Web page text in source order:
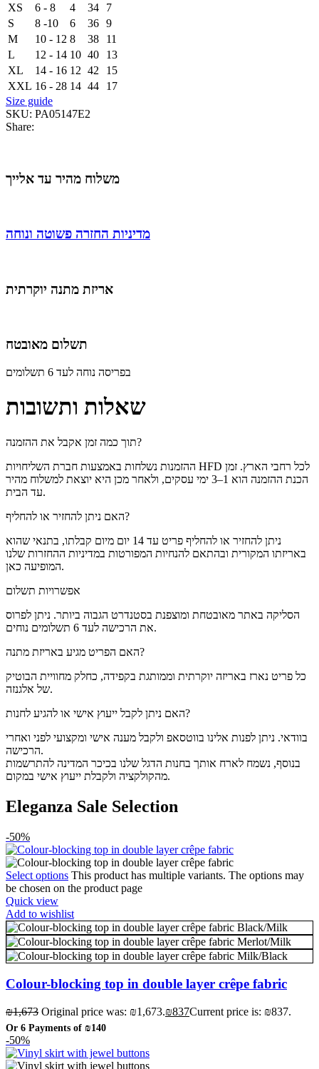
XS
6 - 8 4 34
7
S
8 -10 6 36 9
M
10 - 12 8 38
11
L
12 - 14 10 40
13
XL
14 - 16 12 42
15
XXL 16 - 28 14 44
17
Size guide
SKU: PA05147E2
Share:
משלוח מהיר עד אלייך
מדיניות החזרה פשוטה ונוחה
אריזת מתנה יוקרתית
תשלום מאובטח
בפריסה נוחה לעד 6 תשלומים
שאלות ותשובות
תוך כמה זמן אקבל את ההזמנה?
ההזמנות נשלחות באמצעות חברת השליחויות HFD לכל רחבי הארץ. זמן
הכנת ההזמנה הוא 1–3 ימי עסקים, ולאחר מכן היא יוצאת למשלוח מהיר
עד הבית.
האם ניתן להחזיר או להחליף?
ניתן להחזיר או להחליף פריט עד 14 יום מיום קבלתו, בתנאי שהוא
באריזתו המקורית ובהתאם להנחיות המפורטות במדיניות ההחזרות שלנו
המופיעה כאן.
אפשרויות תשלום
הסליקה באתר מאובטחת ומוצפנת בסטנדרט הגבוה ביותר. ניתן לפרוס
את הרכישה לעד 6 תשלומים נוחים.
האם הפריט מגיע באריזת מתנה?
כל פריט נארז באריזה יוקרתית וממותגת בקפידה, כחלק מחוויית הבוטיק
של אלגנזה.
האם ניתן לקבל ייעוץ אישי או להגיע לחנות?
בוודאי. ניתן לפנות אלינו בווטסאפ ולקבל מענה אישי ומקצועי לפני ואחרי
הרכישה.
בנוסף, נשמח לארח אותך בחנות הדגל שלנו בכיכר המדינה להתרשמות
מהקולקציה ולקבלת ייעוץ אישי במקום.
Eleganza Sale Selection
-50%
Select options This product has multiple variants. The options may
be chosen on the product page
Quick view
Add to wishlist
Black/Milk
Merlot/Milk
Milk/Black
Colour-blocking top in double layer crêpe fabric
₪1,673 Original price was: ₪1,673.₪837Current price is: ₪837.
Or 6 Payments of ₪140
-50%